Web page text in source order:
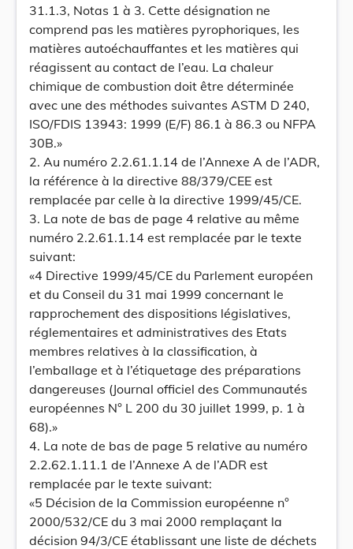
31.1.3, Notas 1 à 3. Cette désignation ne
comprend pas les matières pyrophoriques, les
matières autoéchauffantes et les matières qui
réagissent au contact de l’eau. La chaleur
chimique de combustion doit être déterminée
avec une des méthodes suivantes ASTM D 240,
ISO/FDIS 13943: 1999 (E/F) 86.1 à 86.3 ou NFPA
30B.»
2. Au numéro 2.2.61.1.14 de l’Annexe A de l’ADR,
la référence à la directive 88/379/CEE est
remplacée par celle à la directive 1999/45/CE.
3. La note de bas de page 4 relative au même
numéro 2.2.61.1.14 est remplacée par le texte
suivant:
«4 Directive 1999/45/CE du Parlement européen
et du Conseil du 31 mai 1999 concernant le
rapprochement des dispositions législatives,
réglementaires et administratives des Etats
membres relatives à la classification, à
l’emballage et à l’étiquetage des préparations
dangereuses (Journal officiel des Communautés
européennes N° L 200 du 30 juillet 1999, p. 1 à
68).»
4. La note de bas de page 5 relative au numéro
2.2.62.1.11.1 de l’Annexe A de l’ADR est
remplacée par le texte suivant:
«5 Décision de la Commission européenne n°
2000/532/CE du 3 mai 2000 remplaçant la
décision 94/3/CE établissant une liste de déchets